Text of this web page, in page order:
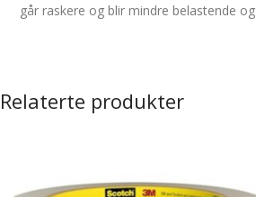
går raskere og blir mindre belastende og
og enkelte feiekoster.
Relaterte produkter